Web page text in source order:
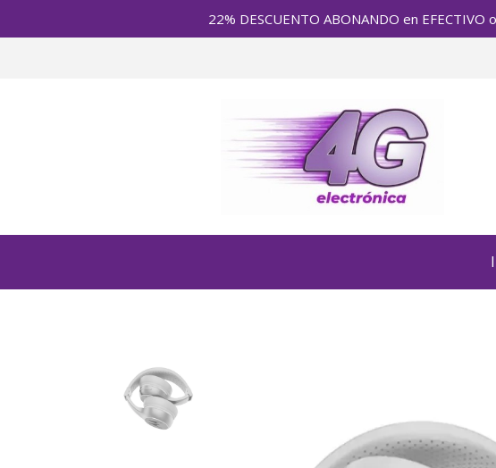
22% DESCUENTO ABONANDO en